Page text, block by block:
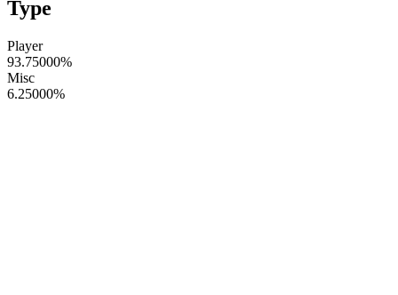
Type
Player
93.75000%
Misc
6.25000%